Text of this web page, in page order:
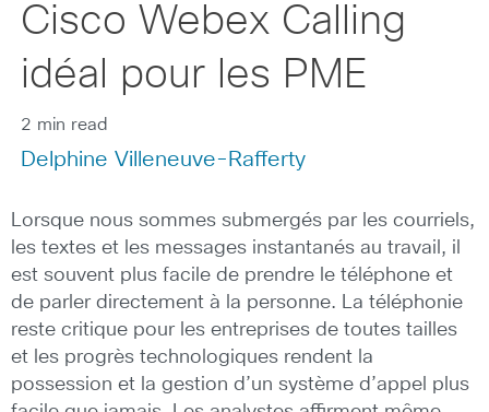
Cisco Webex Calling
idéal pour les PME
2 min read
Delphine Villeneuve-Rafferty
Lorsque nous sommes submergés par les courriels,
les textes et les messages instantanés au travail, il
est souvent plus facile de prendre le téléphone et
de parler directement à la personne. La téléphonie
reste critique pour les entreprises de toutes tailles
et les progrès technologiques rendent la
possession et la gestion d’un système d’appel plus